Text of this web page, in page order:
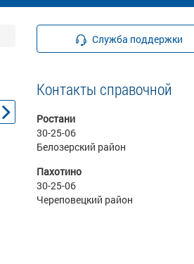
Служба поддержки
Контакты справочной
Ростани
30-25-06
Белозерский район
Пахотино
30-25-06
Череповецкий район